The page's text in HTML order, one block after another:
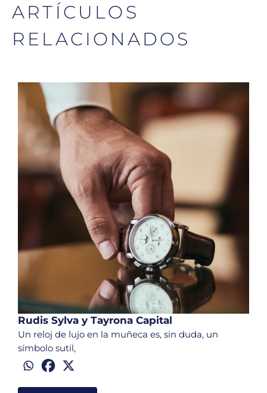
ARTÍCULOS
RELACIONADOS
Rudis Sylva y Tayrona Capital
Un reloj de lujo en la muñeca es, sin duda, un
símbolo sutil,